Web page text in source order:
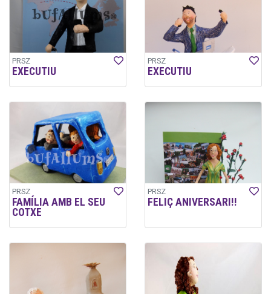
PRSZ
EXECUTIU
PRSZ
EXECUTIU
PRSZ
FAMÍLIA AMB EL SEU
COTXE
PRSZ
FELIÇ ANIVERSARI!!